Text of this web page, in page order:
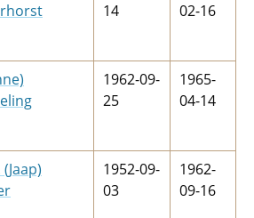
14
02-16
1962-09-
25
1965-
04-14
(Jaap)
1952-09-
03
1962-
09-16